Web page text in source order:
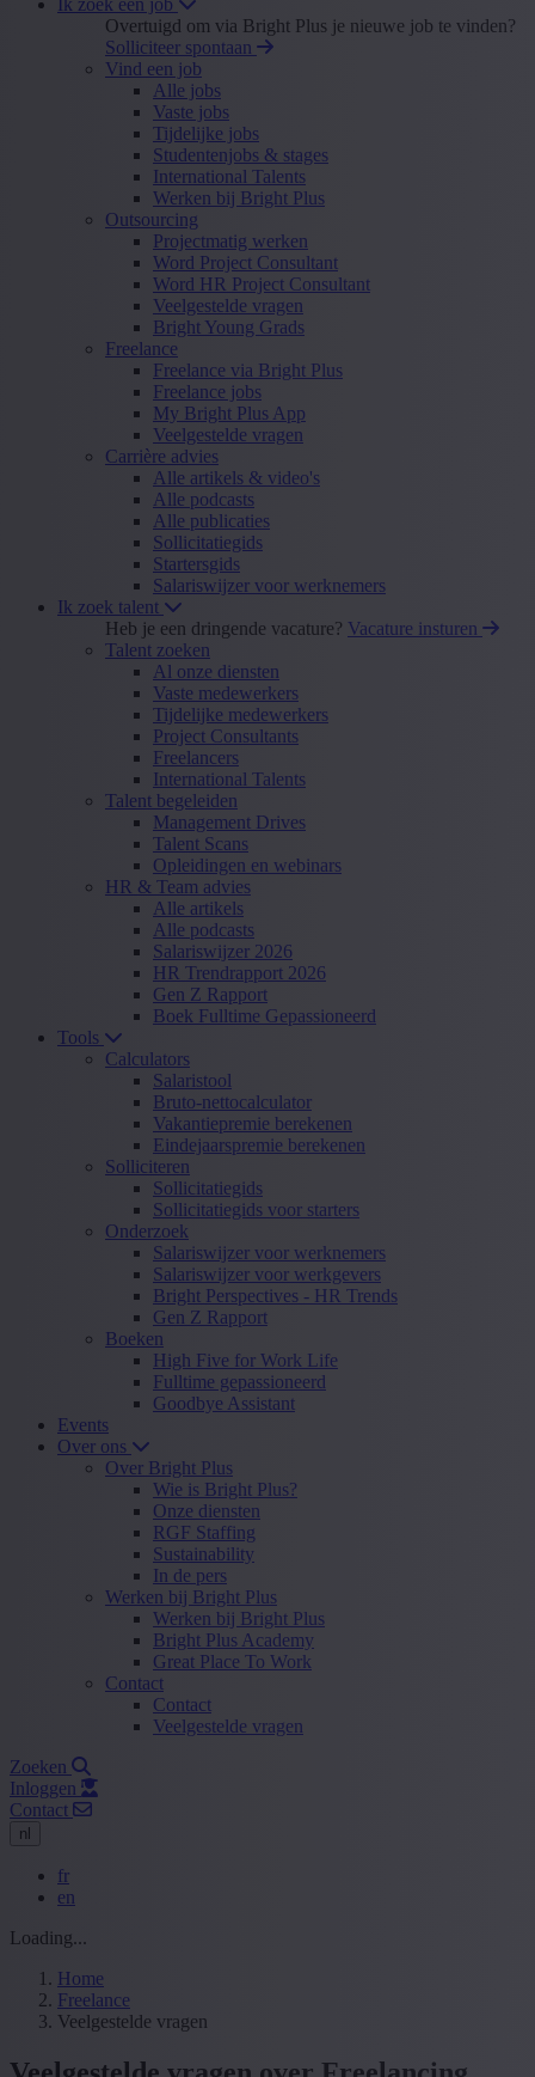
Overtuigd om via Bright Plus je nieuwe job te vinden?
Solliciteer spontaan
Vind een job
Alle jobs
Vaste jobs
Tijdelijke jobs
Studentenjobs & stages
International Talents
Werken bij Bright Plus
Outsourcing
Projectmatig werken
Word Project Consultant
Word HR Project Consultant
Veelgestelde vragen
Bright Young Grads
Freelance
Freelance via Bright Plus
Freelance jobs
My Bright Plus App
Veelgestelde vragen
Carrière advies
Alle artikels & video's
Alle podcasts
Alle publicaties
Sollicitatiegids
Startersgids
Salariswijzer voor werknemers
Ik zoek talent
Heb je een dringende vacature? Vacature insturen
Talent zoeken
Al onze diensten
Vaste medewerkers
Tijdelijke medewerkers
Project Consultants
Freelancers
International Talents
Talent begeleiden
Management Drives
Talent Scans
Opleidingen en webinars
HR & Team advies
Alle artikels
Alle podcasts
Salariswijzer 2026
HR Trendrapport 2026
Gen Z Rapport
Boek Fulltime Gepassioneerd
Tools
Calculators
Salaristool
Bruto-nettocalculator
Vakantiepremie berekenen
Eindejaarspremie berekenen
Solliciteren
Sollicitatiegids
Sollicitatiegids voor starters
Onderzoek
Salariswijzer voor werknemers
Salariswijzer voor werkgevers
Bright Perspectives - HR Trends
Gen Z Rapport
Boeken
High Five for Work Life
Fulltime gepassioneerd
Goodbye Assistant
Events
Over ons
Over Bright Plus
Wie is Bright Plus?
Onze diensten
RGF Staffing
Sustainability
In de pers
Werken bij Bright Plus
Werken bij Bright Plus
Bright Plus Academy
Great Place To Work
Contact
Contact
Veelgestelde vragen
Zoeken
Inloggen
Contact
nl
fr
en
Loading...
Home
Freelance
Veelgestelde vragen